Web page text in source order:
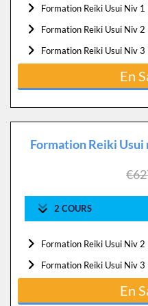
Formation Reiki Usui Niv 1
Formation Reiki Usui Niv 2
Formation Reiki Usui Niv 3
En
Formation Reiki Usui
2 COURS
Formation Reiki Usui Niv 2
Formation Reiki Usui Niv 3
En